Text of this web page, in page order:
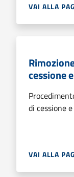
VAI ALLA
cessione
di cessione
VAI ALLA